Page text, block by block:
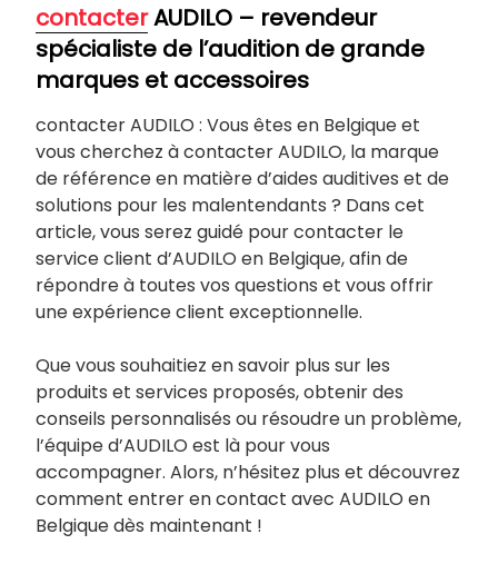
contacterAUDILO – revendeur
spécialiste de l’audition de grande
marques et accessoires
contacter AUDILO : Vous êtes en Belgique et
vous cherchez à contacter AUDILO, la marque
de référence en matière d’aides auditives et de
solutions pour les malentendants ? Dans cet
article, vous serez guidé pour contacter le
service client d’AUDILO en Belgique, afin de
répondre à toutes vos questions et vous offrir
une expérience client exceptionnelle.
Que vous souhaitiez en savoir plus sur les
produits et services proposés, obtenir des
conseils personnalisés ou résoudre un problème,
l’équipe d’AUDILO est là pour vous
accompagner. Alors, n’hésitez plus et découvrez
comment entrer en contact avec AUDILO en
Belgique dès maintenant !